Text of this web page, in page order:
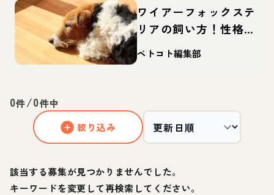
ワイアーフォックステ
リアの飼い方！性格や
寿命、しつけなどを解
ペトコト編集部
0件/0件中
絞り込み
該当する募集が見つかりませんでした。
キーワードを変更して再検索してください。